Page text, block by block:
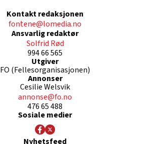
Kontakt redaksjonen
fontene@lomedia.no
Ansvarlig redaktør
Solfrid Rød
994 66 565
Utgiver
FO (Fellesorganisasjonen)
Annonser
Cesilie Welsvik
annonse@fo.no
476 65 488
Sosiale medier
Nyhetsfeed